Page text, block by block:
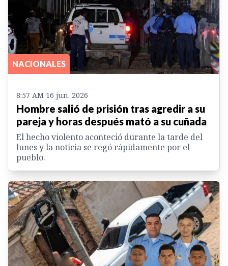
NACIONALES
8:57 AM 16 jun. 2026
Hombre salió de prisión tras agredir a su
pareja y horas después mató a su cuñada
El hecho violento aconteció durante la tarde del
lunes y la noticia se regó rápidamente por el
pueblo.